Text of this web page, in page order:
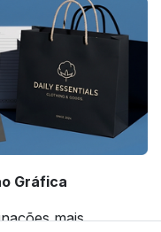
Gráfica
mais